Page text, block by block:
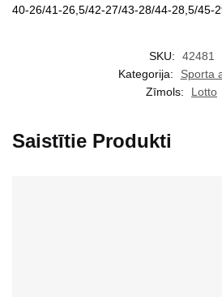
40-26/41-26,5/42-27/43-28/44-28,5/45-
SKU:
42481
Kategorija:
Sporta
Zīmols:
Lotto
Saistītie Produkti